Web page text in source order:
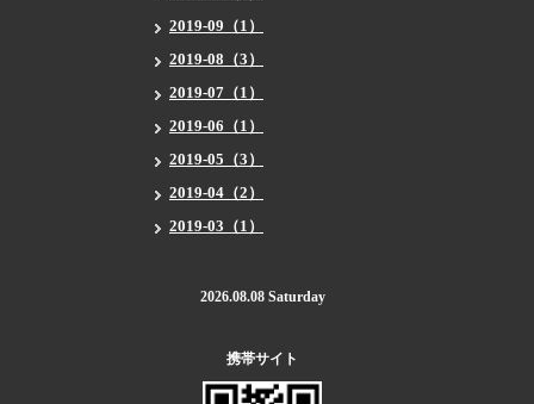
2019-09（1）
2019-08（3）
2019-07（1）
2019-06（1）
2019-05（3）
2019-04（2）
2019-03（1）
2026.08.08 Saturday
携帯サイト